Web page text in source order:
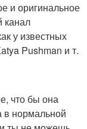
и оригинальное
канал
у известных
Pushman и т.
что бы она
в нормальной